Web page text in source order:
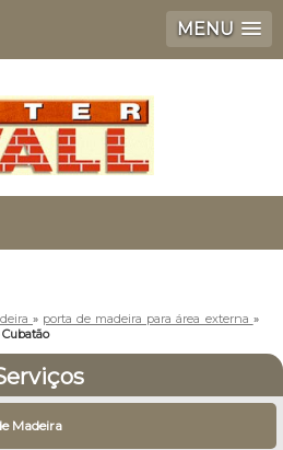
MENU
» porta de madeira para área externa »
Madeira